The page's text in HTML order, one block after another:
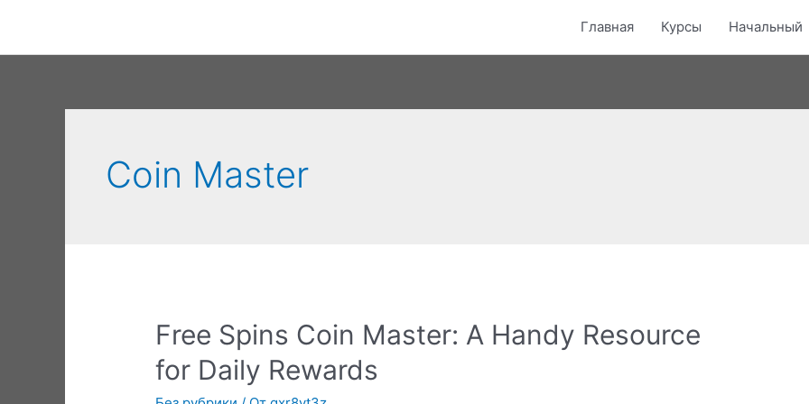
содержимому
Главная Курсы Начальный
Coin Master
Free Spins Coin Master: A Handy Resource
for Daily Rewards